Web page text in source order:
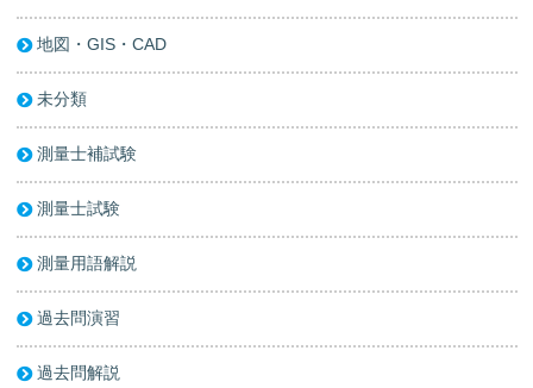
地図・GIS・CAD
未分類
測量士補試験
測量士試験
測量用語解説
過去問演習
過去問解説